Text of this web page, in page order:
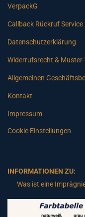
VerpackG
Callback Rückruf Service
Datenschutzerklärung
Widerrufsrecht &
Allgemeinen
Kontakt
Impressum
Cookie Einstellungen
INFORMATIONEN ZU:
Was ist eine